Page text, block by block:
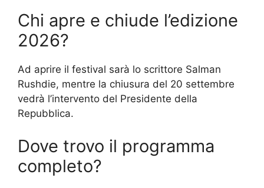
Chi apre e chiude l’edizione
2026?
Ad aprire il festival sarà lo scrittore Salman
Rushdie, mentre la chiusura del 20 settembre
vedrà l’intervento del Presidente della
Repubblica.
Dove trovo il programma
completo?